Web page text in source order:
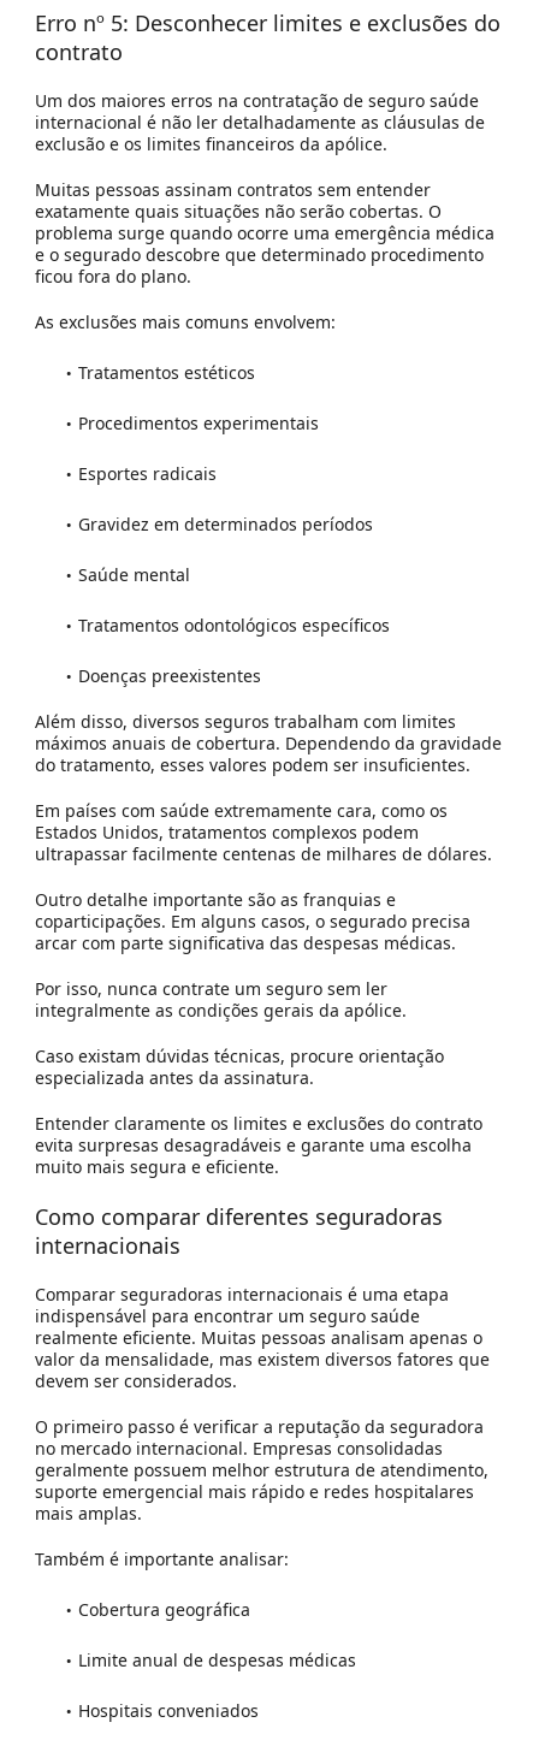
Erro nº 5: Desconhecer limites e exclusões do
contrato
Um dos maiores erros na contratação de seguro saúde
internacional é não ler detalhadamente as cláusulas de
exclusão e os limites financeiros da apólice.
Muitas pessoas assinam contratos sem entender
exatamente quais situações não serão cobertas. O
problema surge quando ocorre uma emergência médica
e o segurado descobre que determinado procedimento
ficou fora do plano.
As exclusões mais comuns envolvem:
Tratamentos estéticos
Procedimentos experimentais
Esportes radicais
Gravidez em determinados períodos
Saúde mental
Tratamentos odontológicos específicos
Doenças preexistentes
Além disso, diversos seguros trabalham com limites
máximos anuais de cobertura. Dependendo da gravidade
do tratamento, esses valores podem ser insuficientes.
Em países com saúde extremamente cara, como os
Estados Unidos, tratamentos complexos podem
ultrapassar facilmente centenas de milhares de dólares.
Outro detalhe importante são as franquias e
coparticipações. Em alguns casos, o segurado precisa
arcar com parte significativa das despesas médicas.
Por isso, nunca contrate um seguro sem ler
integralmente as condições gerais da apólice.
Caso existam dúvidas técnicas, procure orientação
especializada antes da assinatura.
Entender claramente os limites e exclusões do contrato
evita surpresas desagradáveis e garante uma escolha
muito mais segura e eficiente.
Como comparar diferentes seguradoras
internacionais
Comparar seguradoras internacionais é uma etapa
indispensável para encontrar um seguro saúde
realmente eficiente. Muitas pessoas analisam apenas o
valor da mensalidade, mas existem diversos fatores que
devem ser considerados.
O primeiro passo é verificar a reputação da seguradora
no mercado internacional. Empresas consolidadas
geralmente possuem melhor estrutura de atendimento,
suporte emergencial mais rápido e redes hospitalares
mais amplas.
Também é importante analisar:
Cobertura geográfica
Limite anual de despesas médicas
Hospitais conveniados